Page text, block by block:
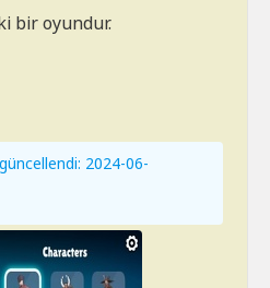
bir oyundur.
2024-06-